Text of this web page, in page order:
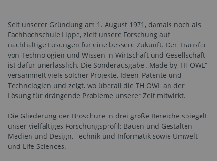
Seit unserer Gründung am 1. August 1971, damals noch als
Fachhochschule Lippe, zielt unsere Forschung auf
nachhaltige Lösungen für eine bessere Zukunft. Der Transfer
von Technologien und Wissen in Wirtschaft und Gesellschaft
ist dafür unerlässlich. Die Sonderausgabe „Made by TH OWL“
versammelt viele solcher Projekte, Ideen, Patente und
Technologien und zeigt, wo überall die TH OWL an der
Lösung für drängende Probleme unserer Zeit mitwirkt.
Die Gliederung der Broschüre in drei große Bereiche spiegelt
unser vielfältiges Forschungsprofil: Bauen und Gestalten –
Medien und Design, Technik und Informatik sowie Umwelt
und Life Sciences.